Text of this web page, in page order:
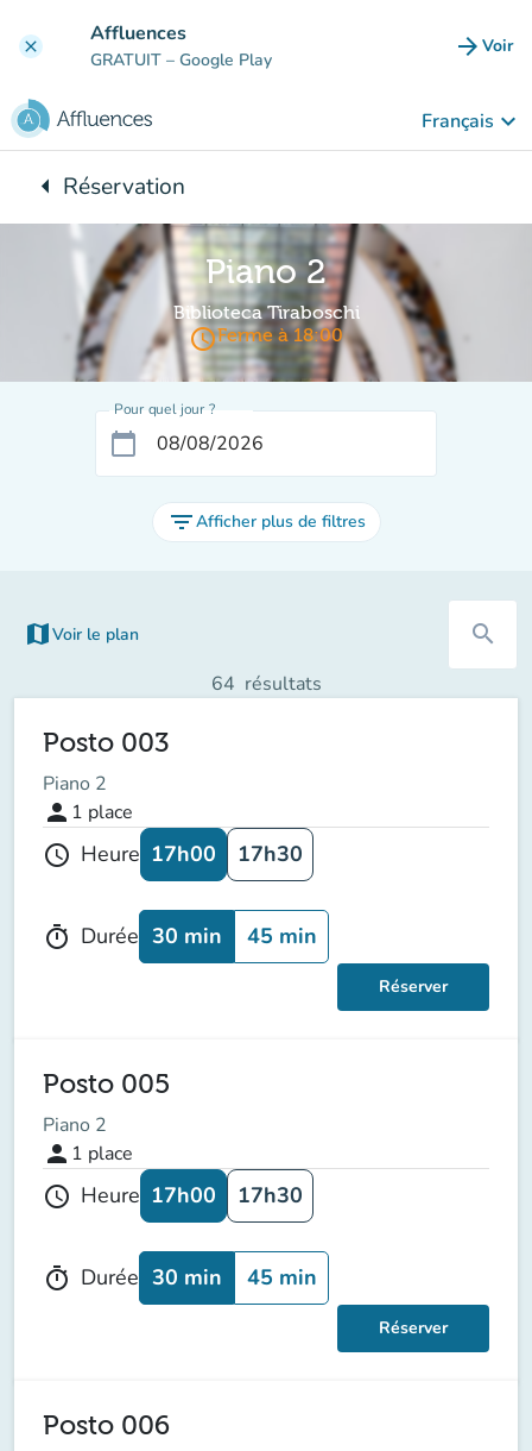
clear Affluences
GRATUIT – Google Play arrow_forward Voir
Français keyboard_arrow_down
arrow_leftRetour à :
Réservation
Piano 2
Biblioteca Tiraboschi
access_timeFerme à 18:00
Pour quel jour ?
calendar_today
filter_listAfficher plus de filtres
map Voir le plan search
64 résultats
Posto 003
Piano 2
person 1 place
schedule Heure 17h00 17h30
timer Durée 30 min 45 min
Réserver
Posto 005
Piano 2
person 1 place
schedule Heure 17h00 17h30
timer Durée 30 min 45 min
Réserver
Posto 006